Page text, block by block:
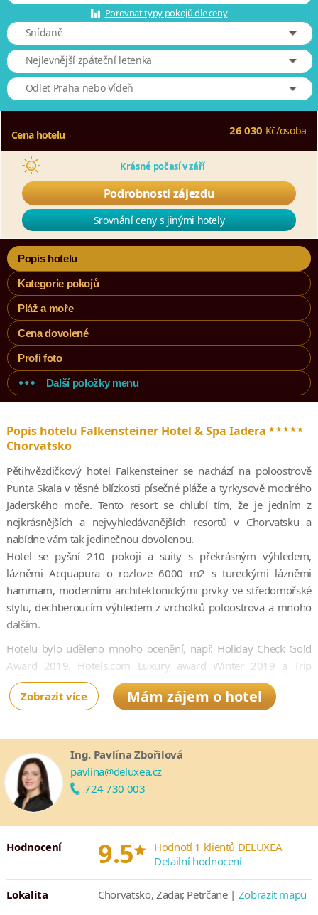
Porovnat typy pokojů dle ceny
Snídaně
Nejlevnější zpáteční letenka
Odlet Praha nebo Vídeň
Cena hotelu 26 030 Kč/osoba
Krásné počasí v září
Podrobnosti zájezdu
Srovnání ceny s jinými hotely
Popis hotelu
Kategorie pokojů
Pláž a moře
Cena dovolené
Profi foto
Další položky menu
Popis hotelu Falkensteiner Hotel & Spa Iadera *****
Chorvatsko
Pětihvězdičkový hotel Falkensteiner se nachází na poloostrově
Punta Skala v těsné blízkosti písečné pláže a tyrkysově modrého
Jaderského moře. Tento resort se chlubí tím, že je jedním z
nejkrásnějších a nejvyhledávanějších resortů v Chorvatsku a
nabídne vám tak jedinečnou dovolenou.
Hotel se pyšní 210 pokoji a suity s překrásným výhledem,
lázněmi Acquapura o rozloze 6000 m2 s tureckými lázněmi
hammam, moderními architektonickými prvky ve středomořské
stylu, dechberoucím výhledem z vrcholků poloostrova a mnoho
dalším.
Hotelu bylo uděleno mnoho ocenění, např. Holiday Check Gold
Award 2019, Hotels.com Luxury award Winter 2019 a Trip
Advisor Travellers’ Choice Award 2019.
Těšit se můžete také na mnoho kulinářských zážitků ze světa
tomto hotelu v sobě skrývají nejen kousek Chorvatska ale také
Itálie, Rakouska a Maďarska. Ovšem v repertoáru zdejších
kuchařů naleznete také speciality pocházející pouze z Itálie,
Rakouska a Jižních Tyrol.
Příznivci sportu budou mít jistě radost ze široké nabídky sportů,
basketbal, volejbal, badminton, minigolf a spoustu dalších
sportů. Objednat si můžete také individuální tréninkové lekce
tenisu s profesionálním trenérem z akademie Sunball Tennis
Academy.
Zobrazit více Mám zájem o hotel
Ing. Pavlína Zbořilová
pavlina@deluxea.cz
724 730 003
Hodnocení 9.5* Hodnotí 1 klientů DELUXEA
Detailní hodnocení
Lokalita Chorvatsko, Zadar, Petrčane | Zobrazit mapu